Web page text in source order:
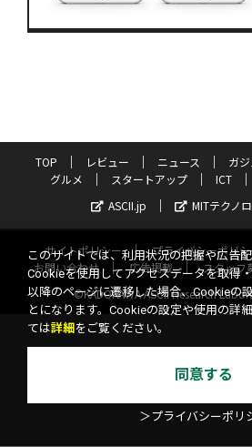
TOP レビュー ニュース ガ
グルメ
スタートアップ ICT
ASCII.jp
MITテクノ
サイトポリシー プライバシーポリ
お問い合わせ
広告掲載 スタッフ
©KADOKAWA ASCII Research
このサイトでは、利用状況の把握や広告配
Cookieを使用してアクセスデータを取得
以降のページに遷移した場合、Cookieの
とになります。Cookieの設定や使用の詳
ては詳細 をご覧ください。
同意する
＞プライバシーポリ